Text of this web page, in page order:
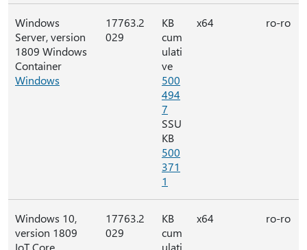
Windows
Server, version
1809 Windows
Container
Windows
17763.2
029
KB
cum
ulati
ve
500
494
7
SSU
KB
500
371
1
x64 ro-ro
Windows 10,
version 1809
IoT Core
17763.2
029
KB
cum
ulati
x64 ro-ro